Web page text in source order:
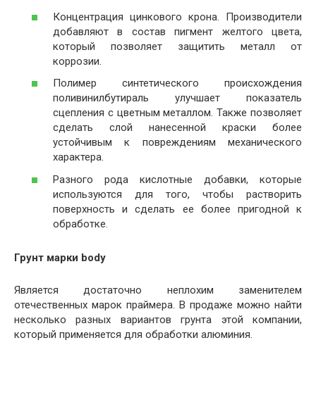
Концентрация цинкового крона. Производители
добавляют в состав пигмент желтого цвета,
который позволяет защитить металл от
коррозии.
Полимер синтетического происхождения
поливинилбутираль улучшает показатель
сцепления с цветным металлом. Также позволяет
сделать слой нанесенной краски более
устойчивым к повреждениям механического
характера.
Разного рода кислотные добавки, которые
используются для того, чтобы растворить
поверхность и сделать ее более пригодной к
обработке.
Грунт марки body
Является достаточно неплохим заменителем
отечественных марок праймера. В продаже можно найти
несколько разных вариантов грунта этой компании,
который применяется для обработки алюминия.